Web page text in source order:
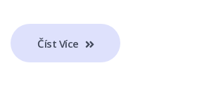
Číst Více